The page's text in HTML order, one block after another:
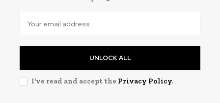
UNLOCK ALL
I've read and accept the Privacy Policy.